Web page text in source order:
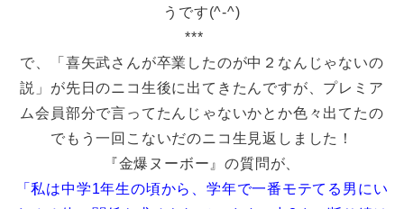
うです(^-^)
***
で、「喜矢武さんが卒業したのが中２なんじゃないの
説」が先日のニコ生後に出てきたんですが、プレミア
ム会員部分で言ってたんじゃないかとか色々出てたの
でもう一回こないだのニコ生見返しました！
『金爆ヌーボー』の質問が、
「私は中学1年生の頃から、学年で一番モテてる男にい